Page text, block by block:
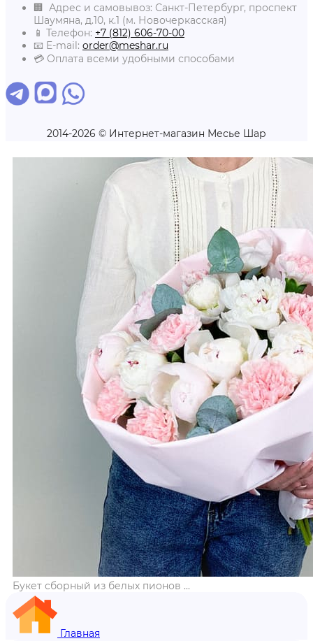
🏢 Адрес и самовывоз: Санкт-Петербург, проспект
Шаумяна, д.10, к.1 (м. Новочеркасская)
📱 Телефон: +7 (812) 606-70-00
📧 E-mail: order@meshar.ru
💳 Оплата всеми удобными способами
2014-2026 © Интернет-магазин Месье Шар
Букет сборный из белых пионов ...
Главная